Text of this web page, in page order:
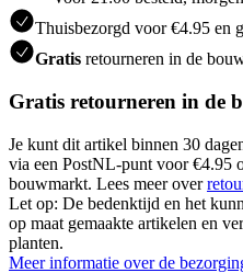
Thuisbezorgd voor €4.95 en
Gratis retourneren in de
Gratis retourneren in de
Je kunt dit artikel binnen 30
via een PostNL-punt voor €4.95
bouwmarkt. Lees meer over
Let op: De bedenktijd en het
op maat gemaakte artikelen en
planten.
Meer informatie over de